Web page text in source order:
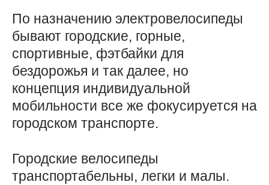
По назначению электровелосипеды
бывают городские, горные,
спортивные, фэтбайки для
бездорожья и так далее, но
концепция индивидуальной
мобильности все же фокусируется на
городском транспорте.
Городские велосипеды
транспортабельны, легки и малы.